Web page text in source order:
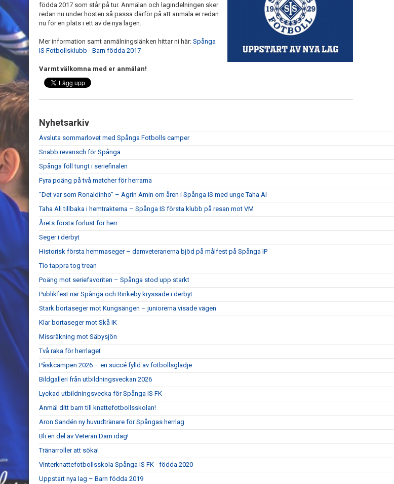
födda 2017 som står på tur. Anmälan och lagindelningen sker
redan nu under hösten så passa därför på att anmäla er redan
nu för en plats i ett av de nya lagen.
Mer information samt anmälningslänken hittar ni här: Spånga
IS Fotbollsklubb - Barn födda 2017
Varmt välkomna med er anmälan!
Nyhetsarkiv
Avsluta sommarlovet med Spånga Fotbolls camper
Snabb revansch för Spånga
Spånga föll tungt i seriefinalen
Fyra poäng på två matcher för herrarna
“Det var som Ronaldinho” – Agrin Amin om åren i Spånga IS med unge Taha Al
Taha Ali tillbaka i hemtrakterna – Spånga IS första klubb på resan mot VM
Årets första förlust för herr
Seger i derbyt
Historisk första hemmaseger – damveteranerna bjöd på målfest på Spånga IP
Tio tappra tog trean
Poäng mot seriefavoriten – Spånga stod upp starkt
Publikfest när Spånga och Rinkeby kryssade i derbyt
Stark bortaseger mot Kungsängen – juniorerna visade vägen
Klar bortaseger mot Skå IK
Missräkning mot Säbysjön
Två raka för herrlaget
Påskcampen 2026 – en succé fylld av fotbollsglädje
Bildgalleri från utbildningsveckan 2026
Lyckad utbildningsvecka för Spånga IS FK
Anmäl ditt barn till knattefotbollsskolan!
Aron Sandén ny huvudtränare för Spångas herrlag
Bli en del av Veteran Dam idag!
Tränarroller att söka!
Vinterknattefotbollsskola Spånga IS FK - födda 2020
Uppstart nya lag – Barn födda 2019